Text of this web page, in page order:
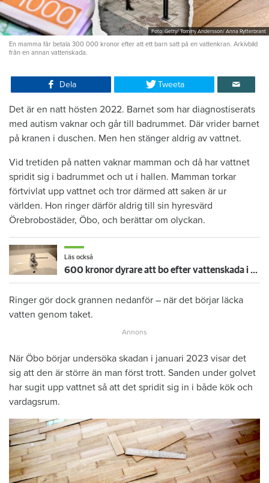
Foto: Getty/ Tommy Andersson/ Anna Rytterbrant
En mamma får betala 300 000 kronor efter att ett barn satt på en vattenkran. Arkivbild
från en annan vattenskada.
Dela Tweeta
Det är en natt hösten 2022. Barnet som har diagnostiserats
med autism vaknar och går till badrummet. Där vrider barnet
på kranen i duschen. Men hen stänger aldrig av vattnet.
Vid tretiden på natten vaknar mamman och då har vattnet
spridit sig i badrummet och ut i hallen. Mamman torkar
förtvivlat upp vattnet och tror därmed att saken är ur
världen. Hon ringer därför aldrig till sin hyresvärd
Örebrobostäder, Öbo, och berättar om olyckan.
Läs också
600 kronor dyrare att bo efter vattenskada i Varberg
Ringer gör dock grannen nedanför – när det börjar läcka
vatten genom taket.
När Öbo börjar undersöka skadan i januari 2023 visar det
sig att den är större än man först trott. Sanden under golvet
har sugit upp vattnet så att det spridit sig in i både kök och
vardagsrum.